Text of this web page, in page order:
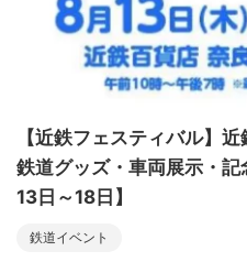
【近鉄フェスティバル】
鉄道グッズ・車両展示・
13日～18日】
鉄道イベント